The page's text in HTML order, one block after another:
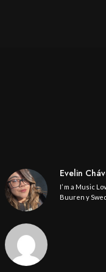
Evelin
I’ m a Music
Buuren y